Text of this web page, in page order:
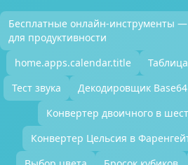
Бесплатные онлайн-инструменты
для продуктивности
home.apps.calendar.title
Тест звука
Декодировщик Base64
Конвертер двоичного в
Конвертер Цельсия в